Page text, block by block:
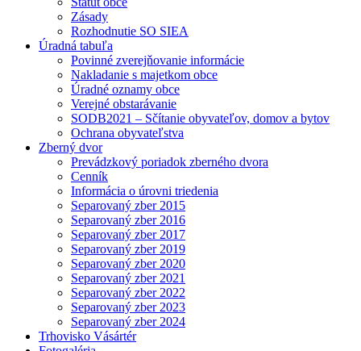
Zásady
Rozhodnutie SO SIEA
Úradná tabuľa
Povinné zverejňovanie informácie
Nakladanie s majetkom obce
Úradné oznamy obce
Verejné obstarávanie
SODB2021 – Sčítanie obyvateľov, domov a bytov
Ochrana obyvateľstva
Zberný dvor
Prevádzkový poriadok zberného dvora
Cenník
Informácia o úrovni triedenia
Separovaný zber 2015
Separovaný zber 2016
Separovaný zber 2017
Separovaný zber 2019
Separovaný zber 2020
Separovaný zber 2021
Separovaný zber 2022
Separovaný zber 2023
Separovaný zber 2024
Trhovisko Vásártér